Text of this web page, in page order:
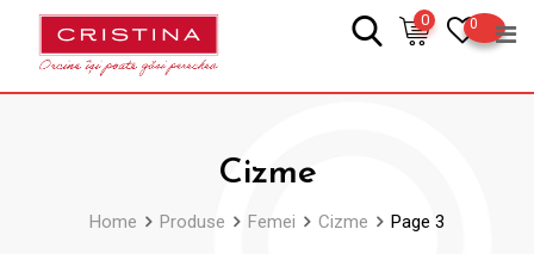
0
0
Cizme
Home Produse Femei Cizme Page 3